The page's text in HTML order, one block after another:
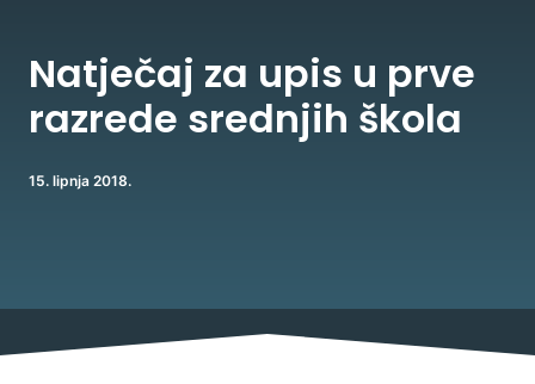
Natječaj za upis u prve
razrede srednjih škola
15. lipnja 2018.